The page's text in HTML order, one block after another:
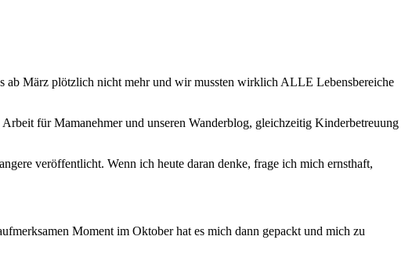
ab März plötzlich nicht mehr und wir mussten wirklich ALLE Lebensbereiche
für Mamanehmer und unseren Wanderblog, gleichzeitig Kinderbetreuung
veröffentlicht. Wenn ich heute daran denke, frage ich mich ernsthaft,
Moment im Oktober hat es mich dann gepackt und mich zu